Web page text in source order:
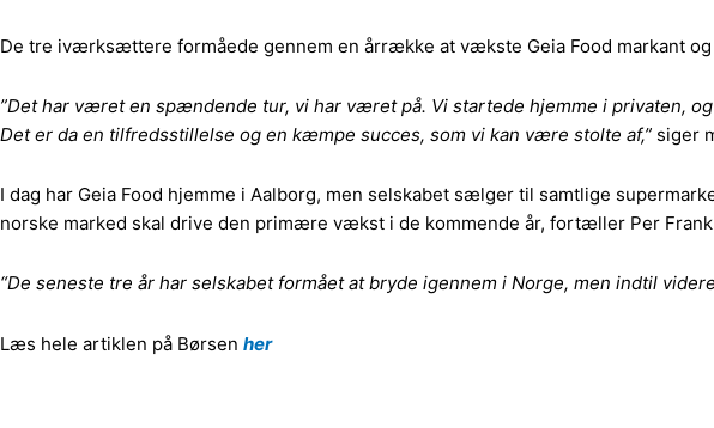
De tre iværksættere formåede gennem en årrække at vækste Geia Food markant
”Det har været en spændende tur, vi har været på. Vi startede hjemme i privaten,
Det er da en tilfredsstillelse og en kæmpe succes, som vi kan være stolte af,” siger
I dag har Geia Food hjemme i Aalborg, men selskabet sælger til samtlige
norske marked skal drive den primære vækst i de kommende år, fortæller Per
“De seneste tre år har selskabet formået at bryde igennem i Norge, men indtil
Læs hele artiklen på Børsen her